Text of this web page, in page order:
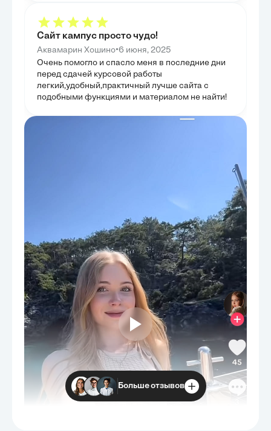
Сайт кампус просто чудо!
Аквамарин Хошино•6 июня, 2025
Очень помогло и спасло меня в последние дни
перед сдачей курсовой работы
легкий,удобный,практичный лучше сайта с
подобными функциями и материалом не найти!
Больше отзывов